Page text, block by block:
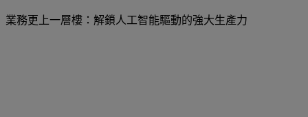
業務更上一層樓：解鎖人工智能驅動的強大生產力